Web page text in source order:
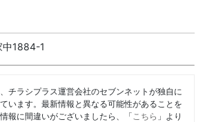
中1884-1
チラシプラス運営会社のセブンネットが独自に
います。最新情報と異なる可能性があることを
報に間違いがございましたら、「 こちら 」より